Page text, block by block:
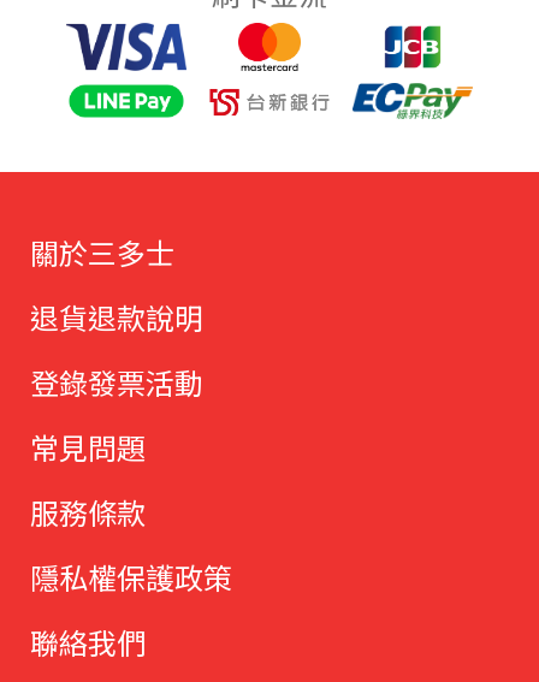
關於三多士
退貨退款說明
登錄發票活動
常見問題
服務條款
隱私權保護政策
聯絡我們